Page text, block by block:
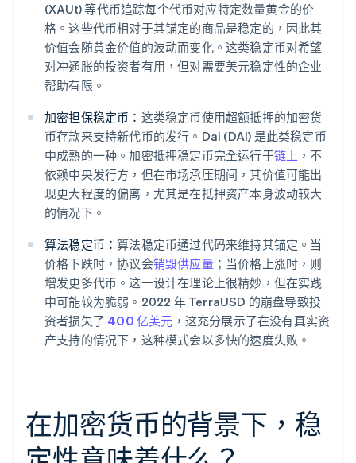
(XAUt) 等代币追踪每个代币对应特定数量黄金的价
格。这些代币相对于其锚定的商品是稳定的，因此其
价值会随黄金价值的波动而变化。这类稳定币对希望
对冲通胀的投资者有用，但对需要美元稳定性的企业
帮助有限。
加密担保稳定币： 这类稳定币使用超额抵押的加密货
币存款来支持新代币的发行。Dai (DAI) 是此类稳定币
中成熟的一种。加密抵押稳定币完全运行于链上 ，不
依赖中央发行方，但在市场承压期间，其价值可能出
现更大程度的偏离，尤其是在抵押资产本身波动较大
的情况下。
算法稳定币：算法稳定币通过代码来维持其锚定。当
价格下跌时，协议会销毁供应量；当价格上涨时，则
增发更多代币。这一设计在理论上很精妙，但在实践
中可能较为脆弱。2022 年 TerraUSD 的崩盘导致投
资者损失了 400 亿美元 ，这充分展示了在没有真实资
产支持的情况下，这种模式会以多快的速度失败。
在加密货币的背景下，稳